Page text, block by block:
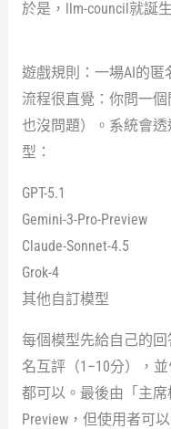
於是，llm-council就誕
遊戲規則：一場AI的匿
流程很直覺：你問一個
也沒問題）。系統會透
型：
GPT-5.1
Gemini-3-Pro-Preview
Claude-Sonnet-4.5
Grok-4
其他自訂模型
每個模型先給自己的
名互評（1–10分），
都可以。最後由「主席
Preview，但使用者可